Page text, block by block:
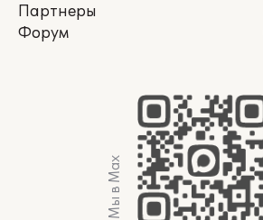
Партнеры
Форум
Мы в Max